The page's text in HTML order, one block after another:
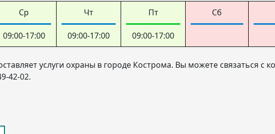
Ср
09:00-17:00
Чт
09:00-17:00
Пт
09:00-17:00
Сб
услуги охраны в городе Кострома. Вы можете связаться с
42-02.